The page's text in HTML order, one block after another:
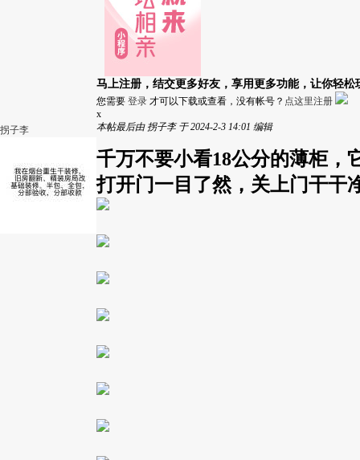
拐子李
马上注册，结交更多好友，享用更多功能，让你轻松
您需要 登录 才可以下载或查看，没有帐号？ 点这里注册
x
本帖最后由 拐子李 于 2024-2-3 14:01 编辑
千万不要小看18公分的薄柜，
打开门一目了然，关上门干干